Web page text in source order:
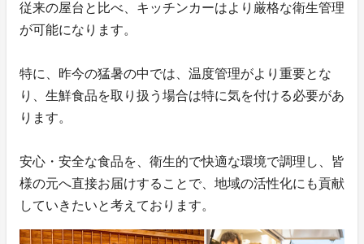
従来の屋台と比べ、キッチンカーはより厳格な衛生管理
が可能になります。
特に、昨今の猛暑の中では、温度管理がより重要とな
り、生鮮食品を取り扱う場合は特に気を付ける必要があ
ります。
安心・安全な食品を、衛生的で快適な環境で調理し、皆
様の元へ直接お届けすることで、地域の活性化にも貢献
していきたいと考えております。